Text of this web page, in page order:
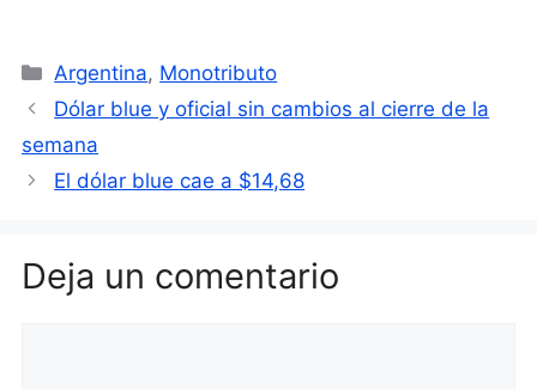
Categorías
Argentina, Monotributo
Dólar blue y oficial sin cambios al cierre de la
semana
El dólar blue cae a $14,68
Deja un comentario